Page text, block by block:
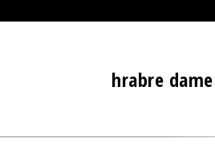
hrabre